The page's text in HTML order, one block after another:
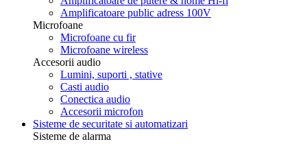
Amplificatoare public adress 100V
Microfoane
Microfoane cu fir
Microfoane wireless
Accesorii audio
Lumini, suporti , stative
Casti audio
Conectica audio
Accesorii microfon
Sisteme de securitate si automatizari
Sisteme de alarma